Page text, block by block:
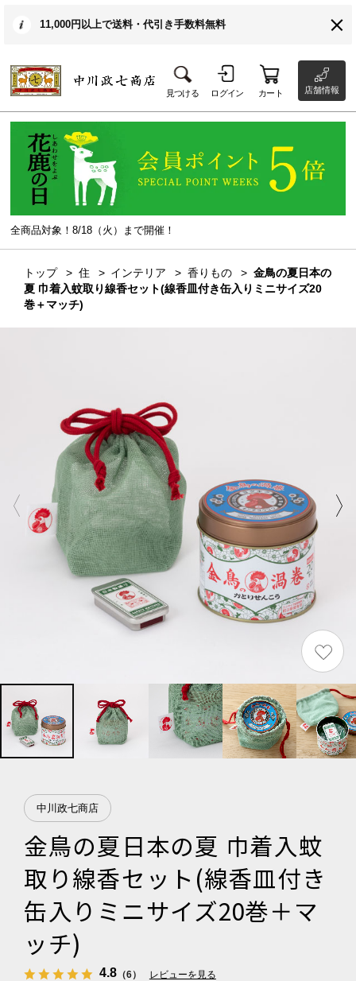
11,000円以上で送料・代引き手数料無料
見つける ログイン カート 店舗情報
全商品対象！8/18（火）まで開催！
トップ 住 インテリア 香りもの
金鳥の夏日本の
夏 巾着入蚊取り線香セット(線香皿付き缶入りミニサイズ20
巻＋マッチ)
中川政七商店
金鳥の夏日本の夏 巾着入蚊
取り線香セット(線香皿付き
缶入りミニサイズ20巻＋マ
ッチ)
4.8（6） レビューを見る